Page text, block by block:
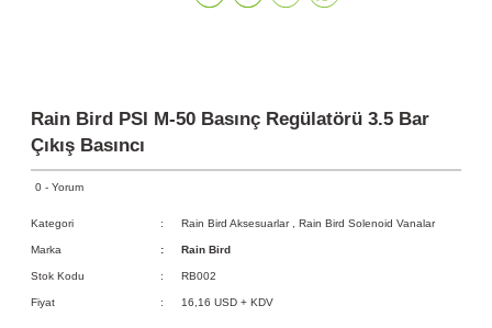
Rain Bird PSI M-50 Basınç Regülatörü 3.5 Bar
Çıkış Basıncı
0 - Yorum
Kategori Rain Bird Aksesuarlar Rain Bird Solenoid Vanalar
Marka Rain Bird
Stok Kodu RB002
Fiyat 16,16 USD + KDV